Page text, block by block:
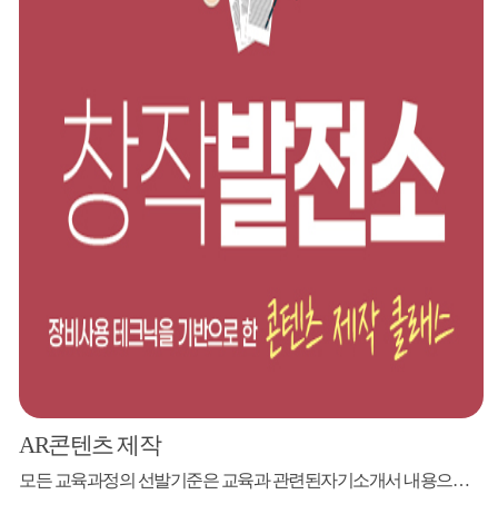
AR콘텐츠 제작
모든 교육과정의 선발기준은 교육과 관련된자기소개서 내용으로 강사님께서 선발할 예정입니다.(강의 난이도 조율) 강사 박필준 이누(메이커 전문교육)대표 전 서울디지털대학교 컴퓨터 프로그램 입문 겸임교수 전 숭실대학교 드론창업의 이해 겸임교수 'Do it! 키트 없이 만드는 아두이노' 저자 '서울시민을 위한 3D프린팅 원리와 활용방안' 저자 모집대상 도내 청소년 및 AR콘텐...